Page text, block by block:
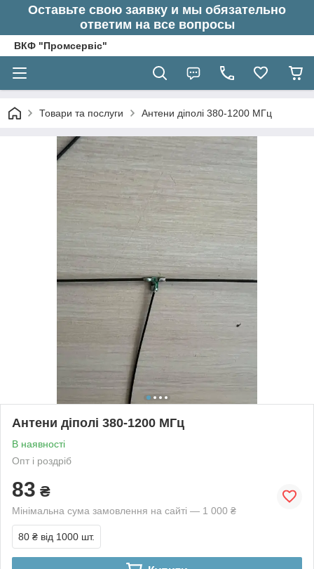
Оставьте свою заявку и мы обязательно
ответим на все вопросы
ВКФ "Промсервіс"
Товари та послуги Антени діполі 380-1200 МГц
Антени діполі 380-1200 МГц
В наявності
Опт і роздріб
83 ₴
Мінімальна сума замовлення на сайті — 1 000 ₴
80 ₴ від 1000 шт.